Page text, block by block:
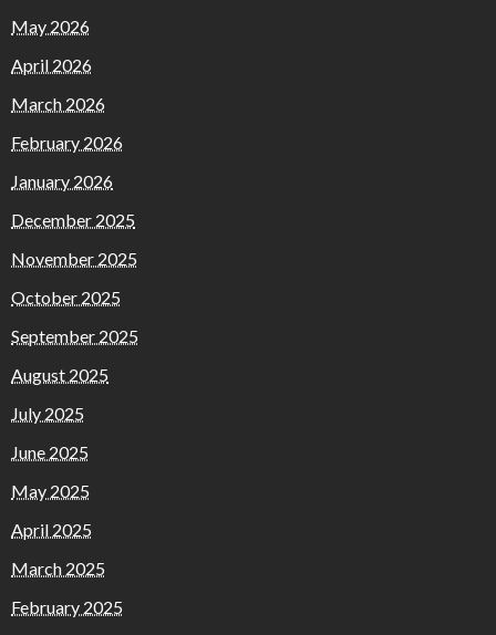
May 2026
April 2026
March 2026
February 2026
January 2026
December 2025
November 2025
October 2025
September 2025
August 2025
July 2025
June 2025
May 2025
April 2025
March 2025
February 2025